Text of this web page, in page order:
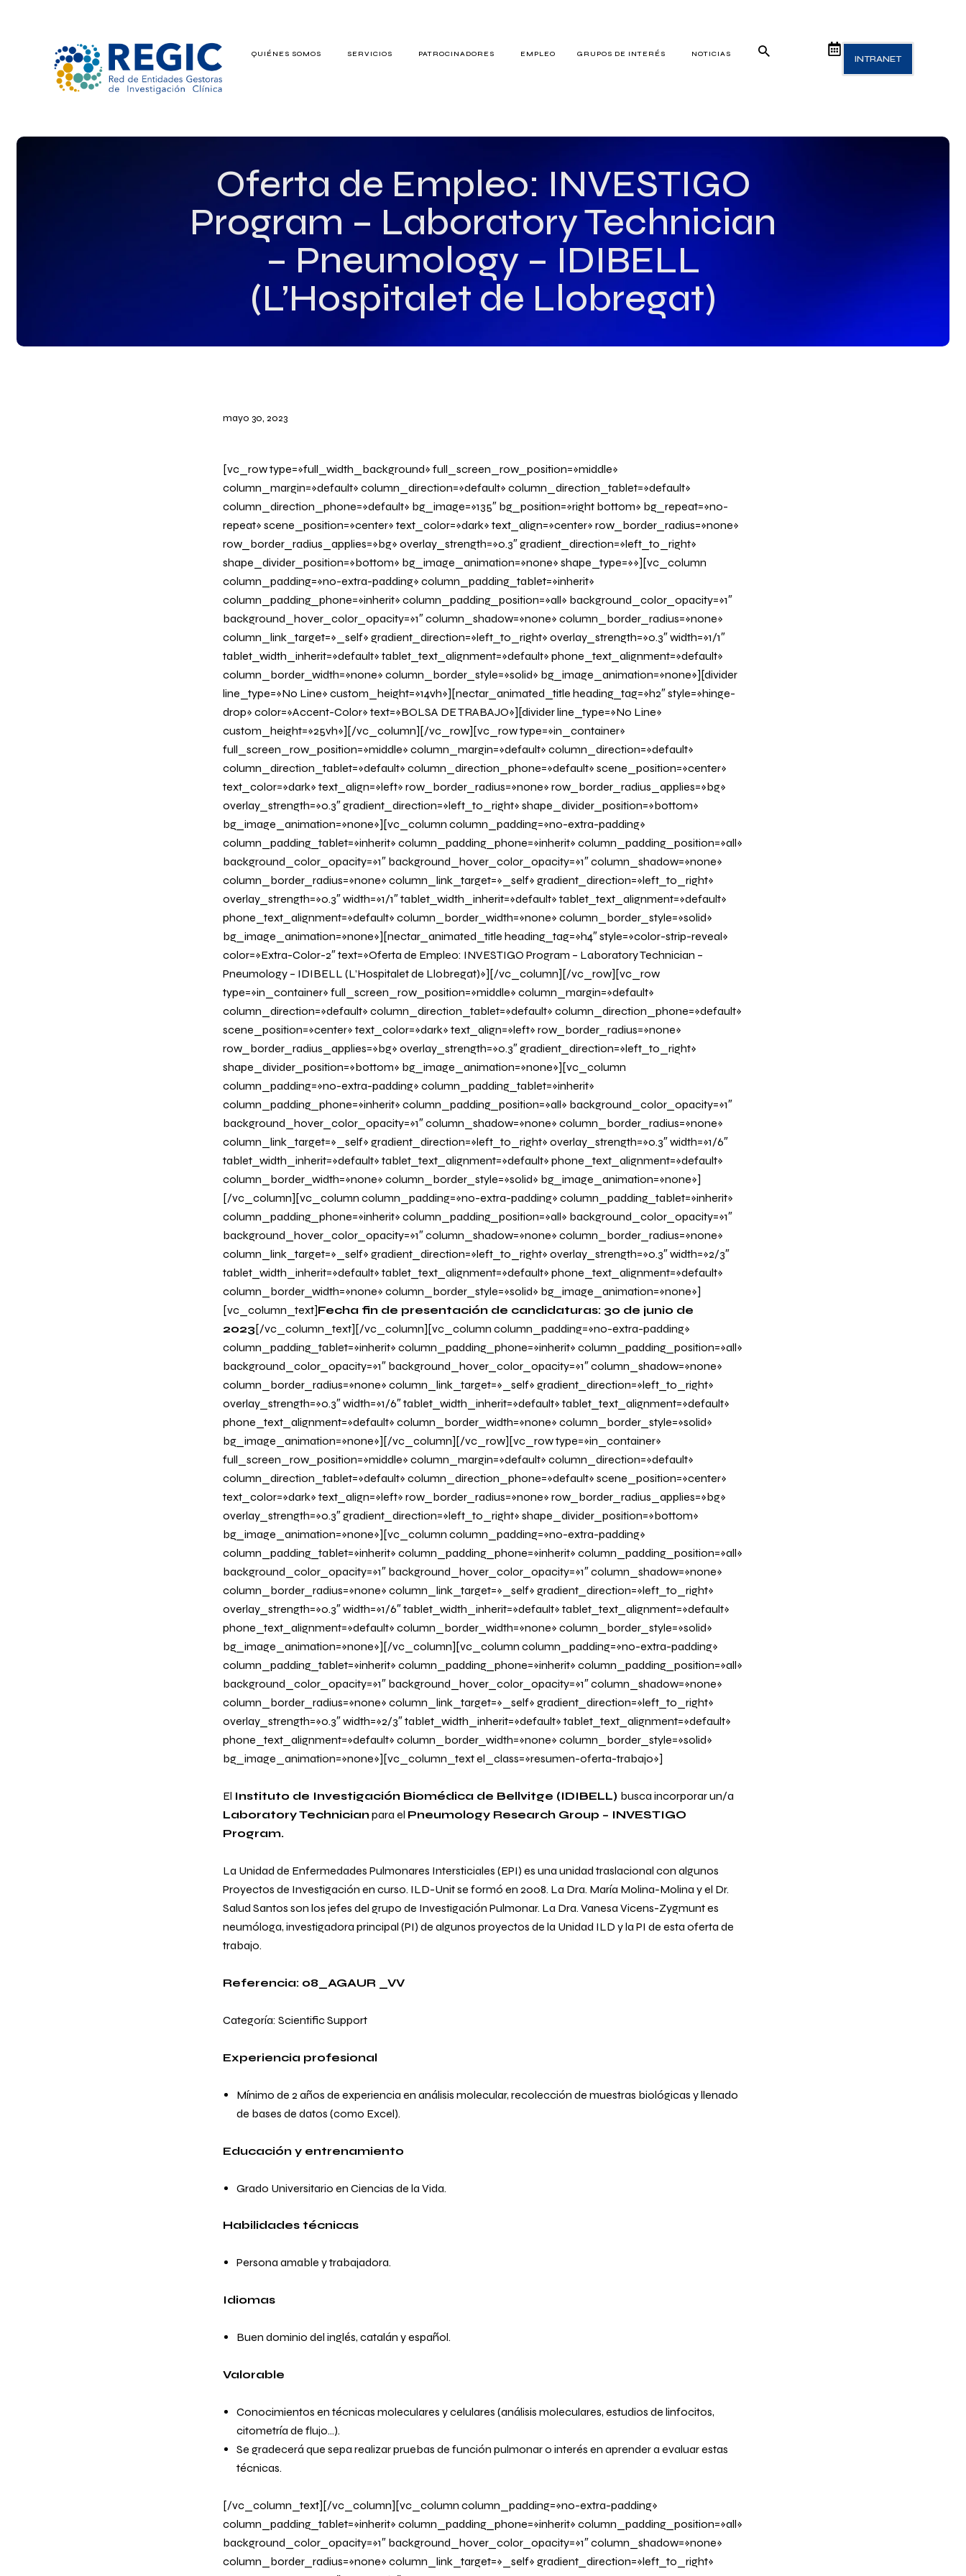
QUIÉNES SOMOS SERVICIOS PATROCINADORES EMPLEO GRUPOS DE INTERÉS NOTICIAS INTRANET
Oferta de Empleo: INVESTIGO
Program – Laboratory Technician
– Pneumology – IDIBELL
(L’Hospitalet de Llobregat)
QUIÉNES SOMOS
SERVICIOS
EMPLEO
GRUPOS DE INTERÉS
mayo 30, 2023
[vc_row type=»full_width_background» full_screen_row_position=»middle»
column_margin=»default» column_direction=»default» column_direction_tablet=»default»
column_direction_phone=»default» bg_image=»135″ bg_position=»right bottom» bg_repeat=»no-
repeat» scene_position=»center» text_color=»dark» text_align=»center» row_border_radius=»none»
row_border_radius_applies=»bg» overlay_strength=»0.3″ gradient_direction=»left_to_right»
shape_divider_position=»bottom» bg_image_animation=»none» shape_type=»»][vc_column
column_padding=»no-extra-padding» column_padding_tablet=»inherit»
column_padding_phone=»inherit» column_padding_position=»all» background_color_opacity=»1″
background_hover_color_opacity=»1″ column_shadow=»none» column_border_radius=»none»
column_link_target=»_self» gradient_direction=»left_to_right» overlay_strength=»0.3″ width=»1/1″
tablet_width_inherit=»default» tablet_text_alignment=»default» phone_text_alignment=»default»
column_border_width=»none» column_border_style=»solid» bg_image_animation=»none»][divider
line_type=»No Line» custom_height=»14vh»][nectar_animated_title heading_tag=»h2″ style=»hinge-
drop» color=»Accent-Color» text=»BOLSA DE TRABAJO»][divider line_type=»No Line»
custom_height=»25vh»][/vc_column][/vc_row][vc_row type=»in_container»
full_screen_row_position=»middle» column_margin=»default» column_direction=»default»
column_direction_tablet=»default» column_direction_phone=»default» scene_position=»center»
text_color=»dark» text_align=»left» row_border_radius=»none» row_border_radius_applies=»bg»
overlay_strength=»0.3″ gradient_direction=»left_to_right» shape_divider_position=»bottom»
bg_image_animation=»none»][vc_column column_padding=»no-extra-padding»
column_padding_tablet=»inherit» column_padding_phone=»inherit» column_padding_position=»all»
background_color_opacity=»1″ background_hover_color_opacity=»1″ column_shadow=»none»
column_border_radius=»none» column_link_target=»_self» gradient_direction=»left_to_right»
overlay_strength=»0.3″ width=»1/1″ tablet_width_inherit=»default» tablet_text_alignment=»default»
phone_text_alignment=»default» column_border_width=»none» column_border_style=»solid»
bg_image_animation=»none»][nectar_animated_title heading_tag=»h4″ style=»color-strip-reveal»
color=»Extra-Color-2″ text=»Oferta de Empleo: INVESTIGO Program – Laboratory Technician –
Pneumology – IDIBELL (L’Hospitalet de Llobregat)»][/vc_column][/vc_row][vc_row
type=»in_container» full_screen_row_position=»middle» column_margin=»default»
column_direction=»default» column_direction_tablet=»default» column_direction_phone=»default»
scene_position=»center» text_color=»dark» text_align=»left» row_border_radius=»none»
row_border_radius_applies=»bg» overlay_strength=»0.3″ gradient_direction=»left_to_right»
shape_divider_position=»bottom» bg_image_animation=»none»][vc_column
column_padding=»no-extra-padding» column_padding_tablet=»inherit»
column_padding_phone=»inherit» column_padding_position=»all» background_color_opacity=»1″
background_hover_color_opacity=»1″ column_shadow=»none» column_border_radius=»none»
column_link_target=»_self» gradient_direction=»left_to_right» overlay_strength=»0.3″ width=»1/6″
tablet_width_inherit=»default» tablet_text_alignment=»default» phone_text_alignment=»default»
column_border_width=»none» column_border_style=»solid» bg_image_animation=»none»]
[/vc_column][vc_column column_padding=»no-extra-padding» column_padding_tablet=»inherit»
column_padding_phone=»inherit» column_padding_position=»all» background_color_opacity=»1″
background_hover_color_opacity=»1″ column_shadow=»none» column_border_radius=»none»
column_link_target=»_self» gradient_direction=»left_to_right» overlay_strength=»0.3″ width=»2/3″
tablet_width_inherit=»default» tablet_text_alignment=»default» phone_text_alignment=»default»
column_border_width=»none» column_border_style=»solid» bg_image_animation=»none»]
[vc_column_text]Fecha fin de presentación de candidaturas: 30 de junio de
2023 [/vc_column_text][/vc_column][vc_column column_padding=»no-extra-padding»
column_padding_tablet=»inherit» column_padding_phone=»inherit» column_padding_position=»all»
background_color_opacity=»1″ background_hover_color_opacity=»1″ column_shadow=»none»
column_border_radius=»none» column_link_target=»_self» gradient_direction=»left_to_right»
overlay_strength=»0.3″ width=»1/6″ tablet_width_inherit=»default» tablet_text_alignment=»default»
phone_text_alignment=»default» column_border_width=»none» column_border_style=»solid»
bg_image_animation=»none»][/vc_column][/vc_row][vc_row type=»in_container»
full_screen_row_position=»middle» column_margin=»default» column_direction=»default»
column_direction_tablet=»default» column_direction_phone=»default» scene_position=»center»
text_color=»dark» text_align=»left» row_border_radius=»none» row_border_radius_applies=»bg»
overlay_strength=»0.3″ gradient_direction=»left_to_right» shape_divider_position=»bottom»
bg_image_animation=»none»][vc_column column_padding=»no-extra-padding»
column_padding_tablet=»inherit» column_padding_phone=»inherit» column_padding_position=»all»
background_color_opacity=»1″ background_hover_color_opacity=»1″ column_shadow=»none»
column_border_radius=»none» column_link_target=»_self» gradient_direction=»left_to_right»
overlay_strength=»0.3″ width=»1/6″ tablet_width_inherit=»default» tablet_text_alignment=»default»
phone_text_alignment=»default» column_border_width=»none» column_border_style=»solid»
bg_image_animation=»none»][/vc_column][vc_column column_padding=»no-extra-padding»
column_padding_tablet=»inherit» column_padding_phone=»inherit» column_padding_position=»all»
background_color_opacity=»1″ background_hover_color_opacity=»1″ column_shadow=»none»
column_border_radius=»none» column_link_target=»_self» gradient_direction=»left_to_right»
overlay_strength=»0.3″ width=»2/3″ tablet_width_inherit=»default» tablet_text_alignment=»default»
phone_text_alignment=»default» column_border_width=»none» column_border_style=»solid»
bg_image_animation=»none»][vc_column_text el_class=»resumen-oferta-trabajo»]
El Instituto de Investigación Biomédica de Bellvitge (IDIBELL) busca incorporar un/a
Laboratory Technicianpara el Pneumology Research Group – INVESTIGO
Program.
La Unidad de Enfermedades Pulmonares Intersticiales (EPI) es una unidad traslacional con algunos
Proyectos de Investigación en curso. ILD-Unit se formó en 2008. La Dra. María Molina-Molina y el Dr.
Salud Santos son los jefes del grupo de Investigación Pulmonar. La Dra. Vanesa Vicens-Zygmunt es
neumóloga, investigadora principal (PI) de algunos proyectos de la Unidad ILD y la PI de esta oferta de
trabajo.
Referencia: 08_AGAUR _VV
Categoría: Scientific Support
Experiencia profesional
Mínimo de 2 años de experiencia en análisis molecular, recolección de muestras biológicas y llenado
de bases de datos (como Excel).
Educación y entrenamiento
Grado Universitario en Ciencias de la Vida.
Habilidades técnicas
Persona amable y trabajadora.
Idiomas
Buen dominio del inglés, catalán y español.
Valorable
Conocimientos en técnicas moleculares y celulares (análisis moleculares, estudios de linfocitos,
citometría de flujo…).
Se gradecerá que sepa realizar pruebas de función pulmonar o interés en aprender a evaluar estas
técnicas.
[/vc_column_text][/vc_column][vc_column column_padding=»no-extra-padding»
column_padding_tablet=»inherit» column_padding_phone=»inherit» column_padding_position=»all»
background_color_opacity=»1″ background_hover_color_opacity=»1″ column_shadow=»none»
column_border_radius=»none» column_link_target=»_self» gradient_direction=»left_to_right»